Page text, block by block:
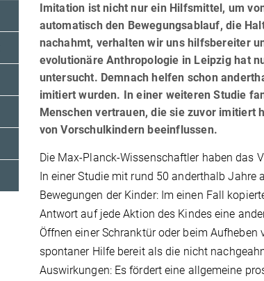
Imitation ist nicht nur ein Hilfsmittel, um
automatisch den Bewegungsablauf, die
nachahmt, verhalten wir uns hilfsbereiter
evolutionäre Anthropologie in Leipzig hat
untersucht. Demnach helfen schon
imitiert wurden. In einer weiteren Studie
Menschen vertrauen, die sie zuvor imitiert
von Vorschulkindern beeinflussen.
Die Max-Planck-Wissenschaftler haben das
In einer Studie mit rund 50 anderthalb
Bewegungen der Kinder: Im einen Fall
Antwort auf jede Aktion des Kindes eine
Öffnen einer Schranktür oder beim
spontaner Hilfe bereit als die nicht
Auswirkungen: Es fördert eine allgemeine